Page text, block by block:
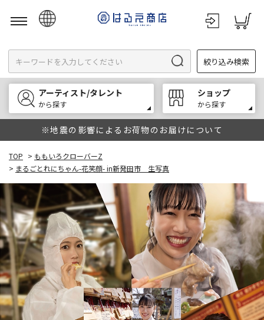
English
한국어
中文
絞り込み検索
アーティスト/タレント
から探す
ショップ
から探す
※地震の影響によるお荷物のお届けについて
TOP > ももいろクローバーZ
> まるごとれにちゃん-花笑顔- in新発田市 生写真